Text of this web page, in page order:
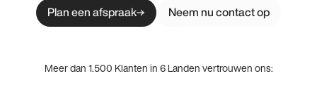
Plan een afspraak Neem nu contact op
Meer dan 1.500 Klanten in 6 Landen vertrouwen ons: